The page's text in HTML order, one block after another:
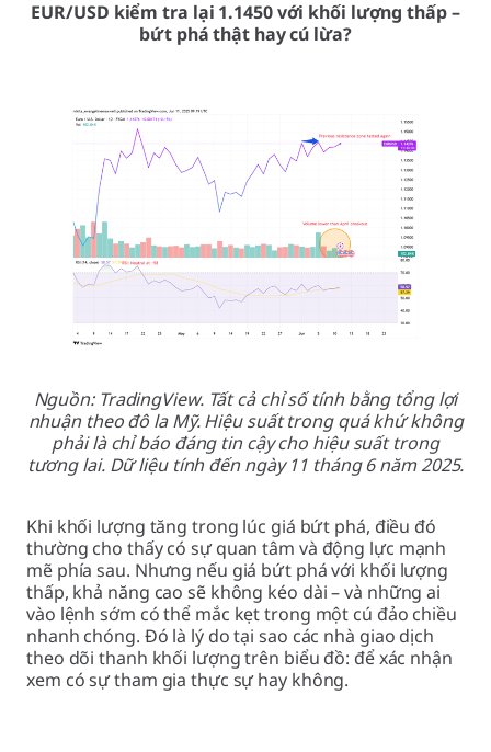
EUR/USD kiểm tra lại 1.1450 với khối lượng thấp –
bứt phá thật hay cú lừa?
Nguồn: TradingView. Tất cả chỉ số tính bằng tổng lợi
nhuận theo đô la Mỹ. Hiệu suất trong quá khứ không
phải là chỉ báo đáng tin cậy cho hiệu suất trong
tương lai. Dữ liệu tính đến ngày 11 tháng 6 năm 2025.
Khi khối lượng tăng trong lúc giá bứt phá, điều đó
thường cho thấy có sự quan tâm và động lực mạnh
mẽ phía sau. Nhưng nếu giá bứt phá với khối lượng
thấp, khả năng cao sẽ không kéo dài – và những ai
vào lệnh sớm có thể mắc kẹt trong một cú đảo chiều
nhanh chóng. Đó là lý do tại sao các nhà giao dịch
theo dõi thanh khối lượng trên biểu đồ: để xác nhận
xem có sự tham gia thực sự hay không.